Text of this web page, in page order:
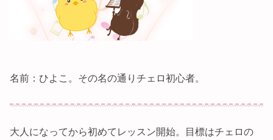
名前：ひよこ。その名の通りチェロ初心者。
大人になってから初めてレッスン開始。目標はチェロの